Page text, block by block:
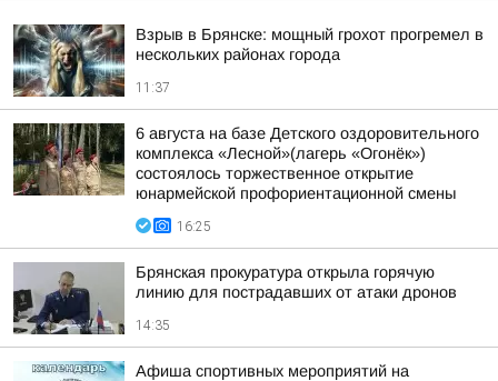
Взрыв в Брянске: мощный грохот прогремел в
нескольких районах города
11:37
6 августа на базе Детского оздоровительного
комплекса «Лесной»(лагерь «Огонёк»)
состоялось торжественное открытие
юнармейской профориентационной смены
16:25
Брянская прокуратура открыла горячую
линию для пострадавших от атаки дронов
14:35
Афиша спортивных мероприятий на